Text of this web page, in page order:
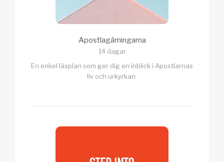
Apostlagärningarna
14 dagar
En enkel läsplan som ger dig en inblick i Apostlarnas
liv och urkyrkan.